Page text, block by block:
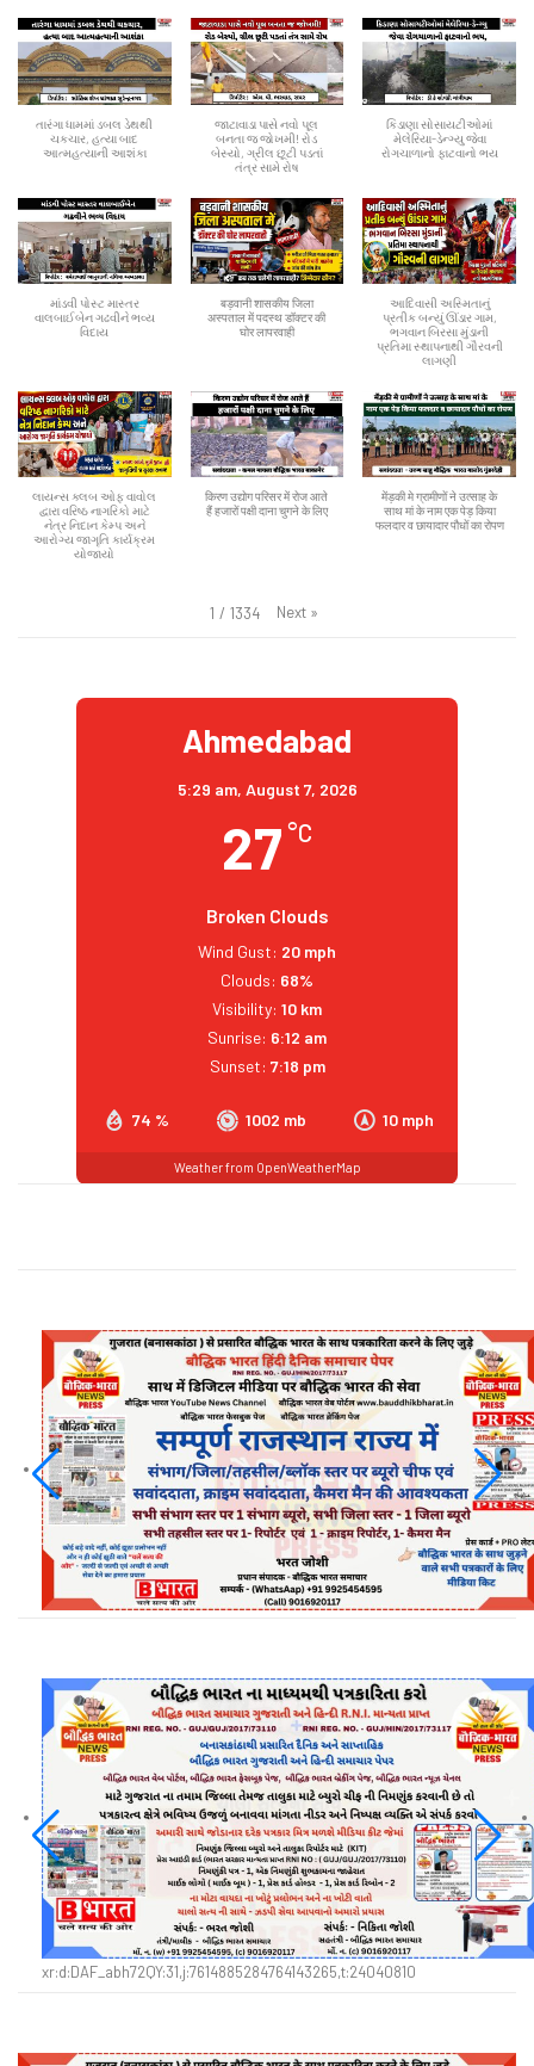
તારંગા ધામમાં ડબલ ડેથથી
ચકચાર, હત્યા બાદ
આત્મહત્યાની આશંકા
જાટાવાડા પાસે નવો પૂલ
બનતા જ જોખમી! રોડ
બેસ્યો, ગ્રીલ છૂટી પડતાં
તંત્ર સામે રોષ
કિડાણા સોસાયટીઓમાં
મેલેરિયા-ડેન્ગ્યુ જેવા
રોગચાળાનો ફાટવાનો ભય
માંડવી પોસ્ટ માસ્તર
વાલબાઈબેન ગઢવીને ભવ્ય
વિદાય
बड़वानी शासकीय जिला
अस्पताल में पदस्थ डॉक्टर की
घोर लापरवाही
આદિવાસી અસ્મિતાનું
પ્રતીક બન્યું ઊંડાર ગામ,
ભગવાન બિરસા મુંડાની
પ્રતિમા સ્થાપનાથી ગૌરવની
લાગણી
લાયન્સ ક્લબ ઓફ વાવોલ
દ્વારા વરિષ્ઠ નાગરિકો માટે
નેત્ર નિદાન કેમ્પ અને
આરોગ્ય જાગૃતિ કાર્યક્રમ
યોજાયો
किरण उद्योग परिसर में रोज आते
हैं हजारों पक्षी दाना चुगने के लिए
मेंड़की मे ग्रामीणों ने उत्साह के
साथ मां के नाम एक पेड़ किया
फलदार व छायादार पौधों का रोपण
1 / 1334 Next »
Ahmedabad
5:29 am, August 7, 2026
27 °C
Broken Clouds
74 % 1002 mb 10 mph
Wind Gust: 20 mph
Clouds: 68%
Visibility: 10 km
Sunrise: 6:12 am
Sunset: 7:18 pm
Weather from OpenWeatherMap
xr:d:DAF_abh72QY:31,j:7614885284764143265,t:24040810